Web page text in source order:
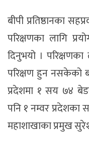
बीपी प्रतिष्ठानका
परिक्षणका लागि
दिनुभयो ।
परिक्षण हुन नसकेको
प्रदेशमा १ सय ७४
पनि १ नम्वर प्रदेशका
महाशाखाका प्रमुख